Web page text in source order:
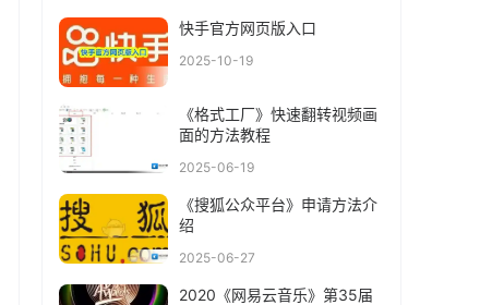
快手官方网页版入口
2025-10-19
《格式工厂》快速翻转视频画
面的方法教程
2025-06-19
《搜狐公众平台》申请方法介
绍
2025-06-27
2020《网易云音乐》第35届